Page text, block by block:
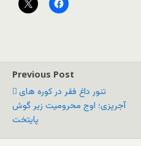
Previous Post
تنور داغ فقر در کوره های
آجرپزی؛ اوج محرومیت زیر گوش
پایتخت